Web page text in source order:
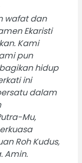
wafat dan
Ekaristi
Kami
pun
hidup
ini
dalam
Mu,
Roh Kudus,
Amin.